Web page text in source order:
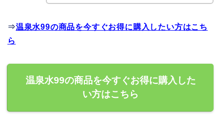
⇒温泉水99の商品を今すぐお得に購入したい方はこち
ら
温泉水99の商品を今すぐお得に購入した
い方はこちら